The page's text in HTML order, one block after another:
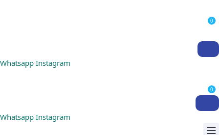
0
Whatsapp Instagram
0
Whatsapp Instagram